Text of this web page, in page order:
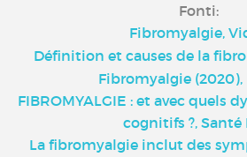
Fonti:
Fibromyalgie,
Définition et causes de la
Fibromyalgie (2020),
FIBROMYALGIE : et avec quels
cognitifs ?, Santé
La fibromyalgie inclut des